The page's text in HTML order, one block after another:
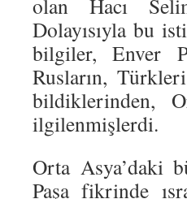
olan Hacı
Dolayısıyla bu
bilgiler, Enver
Rusların,
bildiklerinden,
ilgilenmişlerdi.
Orta Asya’daki
Paşa fikrinde